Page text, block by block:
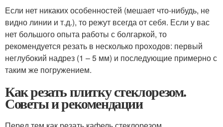
Если нет никаких особенностей (мешает что-нибудь, не
видно линии и т.д.), то режут всегда от себя. Если у вас
нет большого опыта работы с болгаркой, то
рекомендуется резать в несколько проходов: первый
неглубокий надрез (1 – 5 мм) и последующие примерно с
таким же погружением.
Как резать плитку стеклорезом.
Советы и рекомендации